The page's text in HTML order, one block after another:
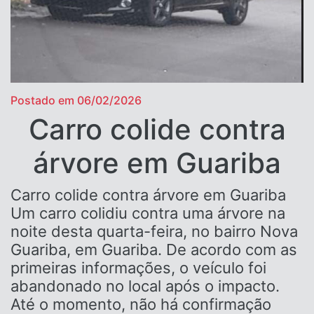
Postado em 06/02/2026
Carro colide contra
árvore em Guariba
Carro colide contra árvore em Guariba
Um carro colidiu contra uma árvore na
noite desta quarta-feira, no bairro Nova
Guariba, em Guariba. De acordo com as
primeiras informações, o veículo foi
abandonado no local após o impacto.
Até o momento, não há confirmação